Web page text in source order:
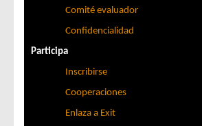
Comité evaluador
Confidencialidad
Participa
Inscribirse
Cooperaciones
Enlaza a Exit